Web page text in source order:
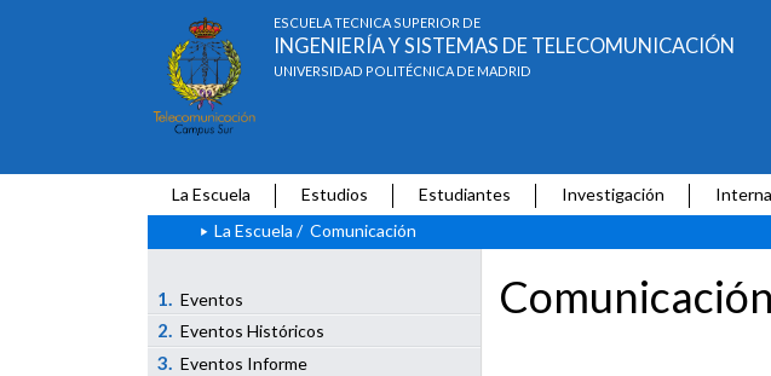
ESCUELA TÉCNICA SUPERIOR DE
INGENIERÍA Y SISTEMAS DE TELECOMUNICACIÓN
UNIVERSIDAD POLITÉCNICA DE MADRID
La Escuela Estudios Estudiantes Investigación
La Escuela / Comunicación
1. Eventos
2. Eventos Históricos
3. Eventos Informe